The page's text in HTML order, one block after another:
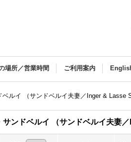
場所／営業時間 ご利用案内
ルイ （サンドベルイ夫妻／Inger & Lasse
サンドベルイ （サンドベルイ夫妻